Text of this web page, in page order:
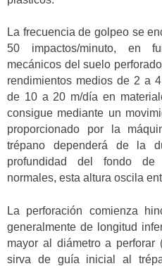
La frecuencia de golpeo se
50 impactos/minuto, en
mecánicos del suelo
rendimientos medios de 2 a
de 10 a 20 m/día en
consigue mediante un
proporcionado por la
trépano dependerá de la
profundidad del fondo de
normales, esta altura oscila
La perforación comienza
generalmente de longitud
mayor al diámetro a perforar
sirva de guía inicial al